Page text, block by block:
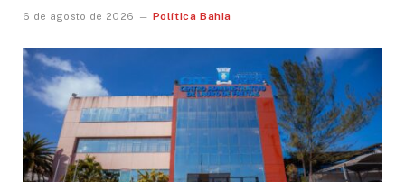
6 de agosto de 2026 Política Bahia